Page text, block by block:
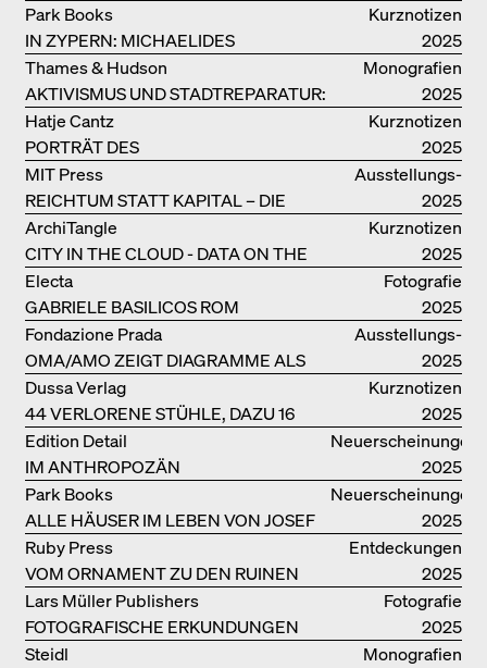
Kurznotizen
IN ZYPERN: MICHAELIDES
RESIDENCE
Park Books
2025
Monografien
AKTIVISMUS UND STADTREPARATUR:
ASSEMBLE
Thames & Hudson
2025
Kurznotizen
PORTRÄT DES
PRODUKTIONSGEBÄUDES THE PLUS
DER BJARKE INGELS GROUP
Hatje Cantz
2025
Ausstellungs­
kataloge
REICHTUM STATT KAPITAL – DIE
ARCHITEKTUR VON ANUPAMA
KUNDOO
MIT Press
2025
Kurznotizen
CITY IN THE CLOUD - DATA ON THE
GROUND
ArchiTangle
2025
Fotografie
GABRIELE BASILICOS ROM
Electa
2025
Ausstellungs­
kataloge
OMA/AMO ZEIGT DIAGRAMME ALS
NARRATIVE DER ERKENNTNIS
Fondazione Prada
2025
Kurznotizen
44 VERLORENE STÜHLE, DAZU 16
SOFAS UND BÄNKE
Dussa Verlag
2025
Neuerscheinungen
IM ANTHROPOZÄN
Edition Detail
2025
Neuerscheinungen
ALLE HÄUSER IM LEBEN VON JOSEF
FRANK
Park Books
2025
Entdeckungen
VOM ORNAMENT ZU DEN RUINEN
DES ALLTAGS
Ruby Press
2025
Fotografie
FOTOGRAFISCHE ERKUNDUNGEN
VON DENISE SCOTT BROWN
Lars Müller Publishers
2025
Monografien
Steidl